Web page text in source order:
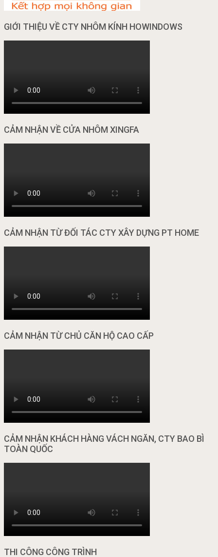
GIỚI THIỆU VỀ CTY NHÔM KÍNH HOWINDOWS
CẢM NHẬN VỀ CỬA NHÔM XINGFA
CẢM NHẬN TỪ ĐỐI TÁC CTY XÂY DỰNG PT HOME
CẢM NHẬN TỪ CHỦ CĂN HỘ CAO CẤP
CẢM NHẬN KHÁCH HÀNG VÁCH NGĂN, CTY BAO BÌ
TOÀN QUỐC
THI CÔNG CÔNG TRÌNH